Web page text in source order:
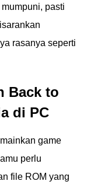
pasti
rasanya seperti
Back to
di PC
game
perlu
file ROM yang